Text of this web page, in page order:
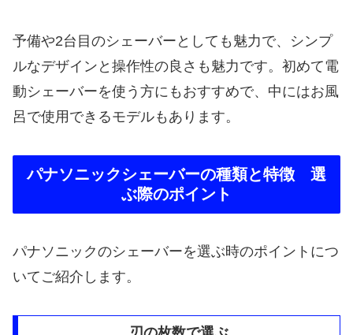
予備や2台目のシェーバーとしても魅力で、シンプ
ルなデザインと操作性の良さも魅力です。初めて電
動シェーバーを使う方にもおすすめで、中にはお風
呂で使用できるモデルもあります。
パナソニックシェーバーの種類と特徴 選
ぶ際のポイント
パナソニックのシェーバーを選ぶ時のポイントにつ
いてご紹介します。